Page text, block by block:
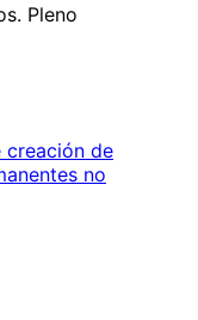
Pleno
creación de
no